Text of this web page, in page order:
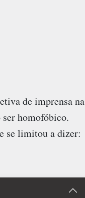
de imprensa na
homofóbico.
se limitou a dizer: